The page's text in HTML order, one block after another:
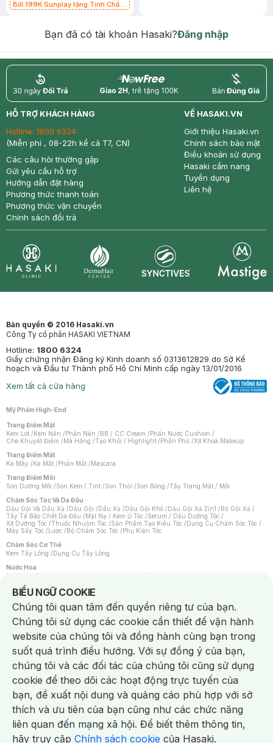
Bill 199K Sunplay tặng Tinh Chất
NowFree 2H Giao Nhanh Miễn Phí 2H Xem chi tiết
Bạn đã có tài khoản Hasaki?Đăng nhập
return nowfree price
HỖ TRỢ KHÁCH HÀNG
Hotline: 1800 6324
(Miễn phí , 08-22h kể cả T7, CN)
Các câu hỏi thường gặp
Gửi yêu cầu hỗ trợ
Hướng dẫn đặt hàng
Phương thức thanh toán
Phương thức vận chuyển
Chính sách đổi trả
VỀ HASAKI.VN
Giới thiệu Hasaki.vn
Chính sách bảo mật
Điều khoản sử dụng
Hasaki cẩm nang
Tuyển dụng
Liên hệ
Bản quyền © 2016 Hasaki.vn
Công Ty cổ phần HASAKI VIETNAM
Hotline: 1800 6324
Giấy chứng nhận Đăng ký Kinh doanh số 0313612829 do Sở Kế
hoạch và Đầu tư Thành phố Hồ Chí Minh cấp ngày 13/01/2016
Xem tất cả cửa hàng
Mỹ Phẩm High-End
Trang Điểm Mặt
Kem Lót /Kem Nền /Phấn Nền /BB / CC Cream /Phấn Nước Cushion /
Che Khuyết Điểm /Má Hồng /Tạo Khối / Highlight /Phấn Phủ /Xịt Khoá Makeup
Trang Điểm Mắt
Kẻ Mày /Kẻ Mắt /Phấn Mắt /Mascara
Trang Điểm Môi
Son Dưỡng Môi /Son Kem / Tint /Son Thỏi /Son Bóng /Tẩy Trang Mắt / Môi
Chăm Sóc Tóc Và Da Đầu
Dầu Gội Và Dầu Xả /Dầu Gội /Dầu Xả /Dầu Gội Khô /Dầu Gội Xả 2in1 /Bộ Gội Xả /
Tẩy Tế Bào Chết Da Đầu /Mặt Nạ / Kem Ủ Tóc /Serum / Dầu Dưỡng Tóc /
Xịt Dưỡng Tóc /Thuốc Nhuộm Tóc /Sản Phẩm Tạo Kiểu Tóc /Dụng Cụ Chăm Sóc Tóc /
Máy Sấy Tóc /Lược /Bộ Chăm Sóc Tóc /Phụ Kiện Tóc
Chăm Sóc Cơ Thể
Kem Tẩy Lông /Dụng Cụ Tẩy Lông
Nước Hoa
Nước Hoa Nữ
Chăm Sóc Cá Nhân
Chống Muỗi /Khẩu Trang /Máy Massage/Mặt Nạ Xông Hơi /Nước Rửa Tay/
Sản Phẩm Chăm Sóc Khác /Bàn Chải Đánh Răng /Bàn Chải Điện/
Hỗ Trợ Trắng Răng/Kem Đánh Răng /Máy Tăm Nước/ Nước Súc Miệng/
Tăm / Chỉ Nha Khoa/ Xịt Thơm Miệng / Dung Dịch Vệ Sinh/Dưỡng Vùng Kín/
Khăn Ướt Vệ Sinh Vùng Kín/Băng Vệ Sinh/Tampon/Bọt Cạo Râu /Dao Cạo Râu/
Máy Cạo Râu
Vấn Đề Về Da
Da Dầu / Lỗ Chân Lông To/ Da Khô / Mất Nước/ Da Lão Hóa/ Da Mụn/
Da Nhạy Cảm / Kích Ứng
Da Xỉn Màu Thâm / Nám / Tàn Nhang
Quầng Thâm & Bọng Mắt /Sẹo /Viêm Da Cơ Địa
Dụng Cụ / Phụ Kiện Chăm Sóc Da
Bông Tẩy Trang
Khăn Lau Mặt Khô Dụng Cụ / Máy Rửa Mặt Máy Chăm Sóc Da
Dụng Cụ Chăm Sóc Khác
BIỂU NGỮ COOKIE
Notice about cookies usage
Chúng tôi quan tâm đến quyền riêng tư của bạn.
Chúng tôi sử dụng các cookie cần thiết để vận hành
website của chúng tôi và đồng hành cùng bạn trong
suốt quá trình điều hướng. Với sự đồng ý của bạn,
chúng tôi và các đối tác của chúng tôi cũng sử dụng
cookie để theo dõi các hoạt động trực tuyến của
bạn, đề xuất nội dung và quảng cáo phù hợp với sở
thích và ưu tiên của bạn cũng như các chức năng
liên quan đến mạng xã hội. Để biết thêm thông tin,
hãy truy cập Chính sách cookie của Hasaki.